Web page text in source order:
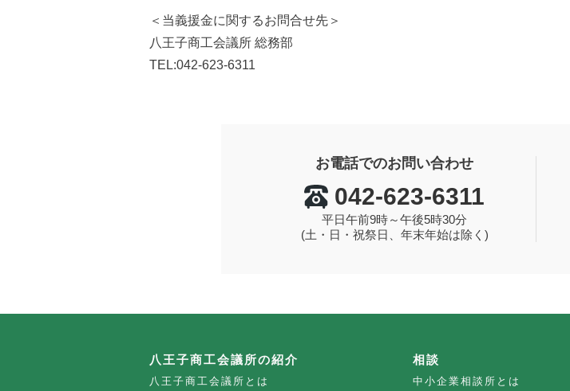
＜当義援金に関するお問合せ先＞
八王子商工会議所 総務部
TEL:042-623-6311
お電話でのお問い合わせ
042-623-6311
平日午前9時～午後5時30分
(土・日・祝祭日、年末年始は除く)
八王子商工会議所の紹介
八王子商工会議所とは
相談
中小企業相談所とは